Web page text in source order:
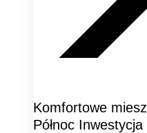
Komfortowe
Północ